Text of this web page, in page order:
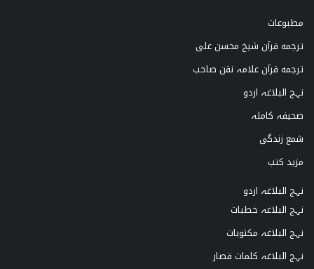
مطبوعات
ترجمه قرآن شیخ محسن علی
ترجمه قرآن علامہ نقن صاحب
نہج البلاغہ اردو
صحیفہ کاملہ
شمع زندگی
مزید کتب
نہج البلاغہ اردو
نہج البلاغہ خطبات
نہج البلاغہ مکتوبات
نہج البلاغہ کلمات قصار